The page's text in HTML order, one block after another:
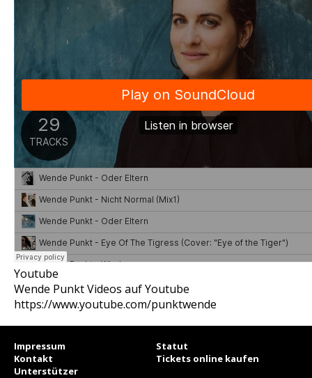
Youtube
Wende Punkt Videos auf Youtube
https://www.youtube.com/punktwende
Impressum
Statut
Kontakt
Tickets online kaufen
Unterstützer